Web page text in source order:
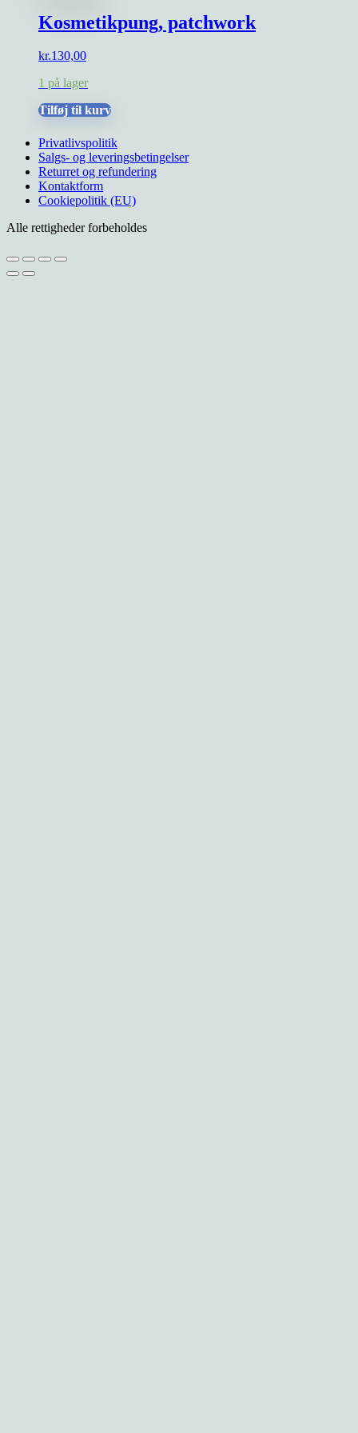
varianter.
Mulighederne
Kosmetikpung, patchwork
kr.130,00
1 på lager
Tilføj til kurv
Privatlivspolitik
Salgs- og leveringsbetingelser
Returret og refundering
Kontaktform
Cookiepolitik (EU)
Alle rettigheder forbeholdes